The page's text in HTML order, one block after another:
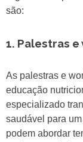
são:
1. Palestras
As palestras e
educação
especializado
saudável para
podem abordar